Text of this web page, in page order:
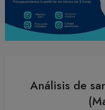
Análisis de